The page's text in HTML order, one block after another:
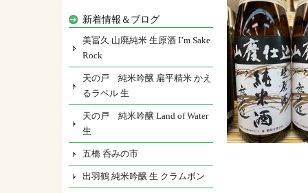
新着情報＆ブログ
美冨久 山廃純米 生原酒 I’m Sake
Rock
天の戸 純米吟醸 扁平精米 かえ
るラベル 生
天の戸 純米吟醸 Land of Water
生
五橋 呑みの市
出羽鶴 純米吟醸 生 クラムボン